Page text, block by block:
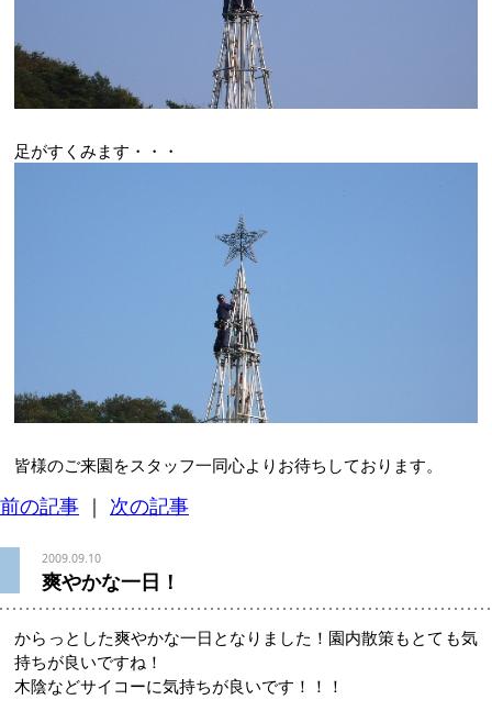
足がすくみます・・・
皆様のご来園をスタッフ一同心よりお待ちしております。
前の記事 ｜ 次の記事
2009.09.10
爽やかな一日！
からっとした爽やかな一日となりました！園内散策もとても気
持ちが良いですね！
木陰などサイコーに気持ちが良いです！！！